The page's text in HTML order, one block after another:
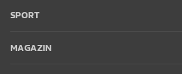
SPORT
MAGAZIN